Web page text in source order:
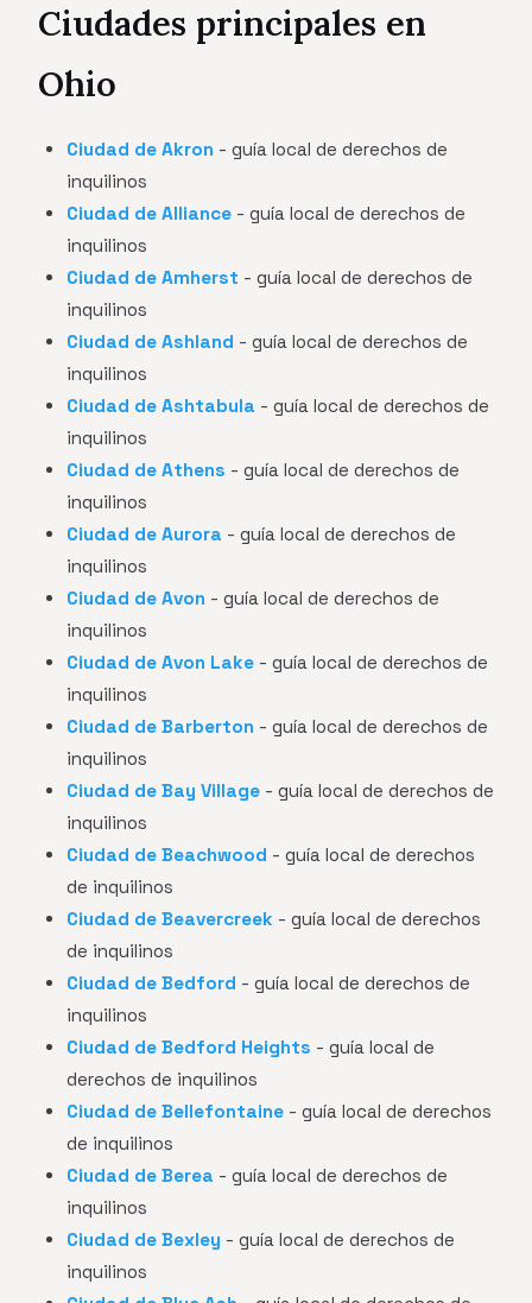
Ciudades principales en
Ohio
Ciudad de Akron - guía local de derechos de
inquilinos
Ciudad de Alliance - guía local de derechos de
inquilinos
Ciudad de Amherst - guía local de derechos de
inquilinos
Ciudad de Ashland - guía local de derechos de
inquilinos
Ciudad de Ashtabula - guía local de derechos de
inquilinos
Ciudad de Athens - guía local de derechos de
inquilinos
Ciudad de Aurora - guía local de derechos de
inquilinos
Ciudad de Avon - guía local de derechos de
inquilinos
Ciudad de Avon Lake - guía local de derechos de
inquilinos
Ciudad de Barberton - guía local de derechos de
inquilinos
Ciudad de Bay Village - guía local de derechos de
inquilinos
Ciudad de Beachwood - guía local de derechos
de inquilinos
Ciudad de Beavercreek - guía local de derechos
de inquilinos
Ciudad de Bedford - guía local de derechos de
inquilinos
Ciudad de Bedford Heights - guía local de
derechos de inquilinos
Ciudad de Bellefontaine - guía local de derechos
de inquilinos
Ciudad de Berea - guía local de derechos de
inquilinos
Ciudad de Bexley - guía local de derechos de
inquilinos